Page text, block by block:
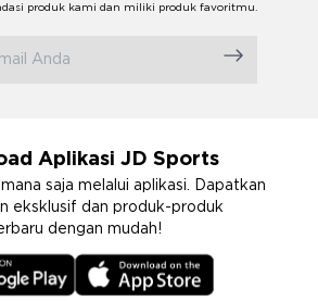
produk kami dan miliki produk favoritmu.
Aplikasi JD Sports
saja melalui aplikasi. Dapatkan
eksklusif dan produk-produk
dengan mudah!